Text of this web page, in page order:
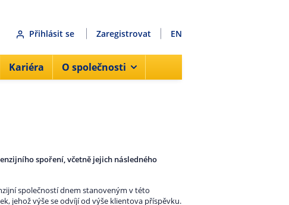
Přihlásit se Zaregistrovat EN
Kariéra O společnosti
spoření, včetně jejich následného
společností dnem stanoveným v této
jehož výše se odvíjí od výše klientova příspěvku.